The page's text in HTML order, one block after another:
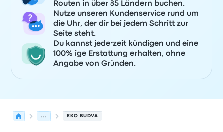
Routen in über 85 Ländern buchen.
Nutze unseren Kundenservice rund um
die Uhr, der dir bei jedem Schritt zur
Seite steht.
Du kannst jederzeit kündigen und eine
100% ige Erstattung erhalten, ohne
Angabe von Gründen.
... EKO BUDVA